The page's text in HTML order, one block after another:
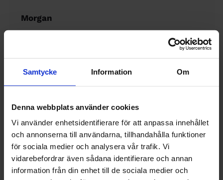
Samtycke Information Om
Denna webbplats använder cookies
Vi använder enhetsidentifierare för att anpassa innehållet
och annonserna till användarna, tillhandahålla funktioner
för sociala medier och analysera vår trafik. Vi
vidarebefordrar även sådana identifierare och annan
information från din enhet till de sociala medier och
Morgan
Intelligenta personer är mer osäkra –
https://utforskasinnet.se/intelligenta-
personer-ar-mer-osakra-generellt-sett/
Psykopater når mer professionell
framgång enligt vetenskapen:
https://utforskasinnet.se/psykopater-nar-
mer-professionell-framgang-enligt-
vetenskapen/